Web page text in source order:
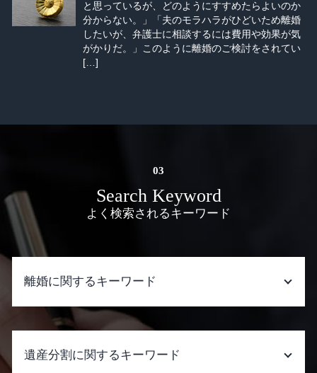
と思っているが、どのようにすすめたらよいのか
分からない。」「夫のモラハラがひどいため離婚
したいが、弁護士に相談するには費用や効果が気
がかりだ。」このように離婚のご検討をされてい
[…]
Search Keyword
よく検索されるキーワード
離婚に関するキーワード
離婚 調停から裁判
再婚 養育費 打ち切り
遺産分割に関するキーワード